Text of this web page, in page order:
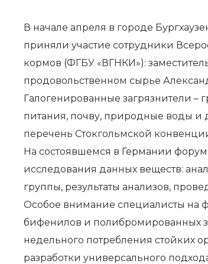
В начале апреля в городе
приняли участие сотрудники
кормов (ФГБУ «ВГНКИ»):
продовольственном сырье
Галогенированные загрязнители –
питания, почву, природные воды и
перечень Стокгольмской
На состоявшемся в Германии
исследования данных веществ:
группы, результаты анализов,
Особое внимание специалисты на
бифенилов и полибромированных
недельного потребления стойких
разработки универсального